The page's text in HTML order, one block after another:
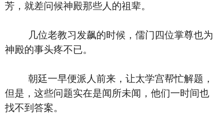
芳，就差问候神殿那些人的祖辈。
几位老教习发飙的时候，儒门四位掌尊也为
神殿的事头疼不已。
朝廷一早便派人前来，让太学宫帮忙解题，
但是，这些问题实在是闻所未闻，他们一时间也
找不到答案。